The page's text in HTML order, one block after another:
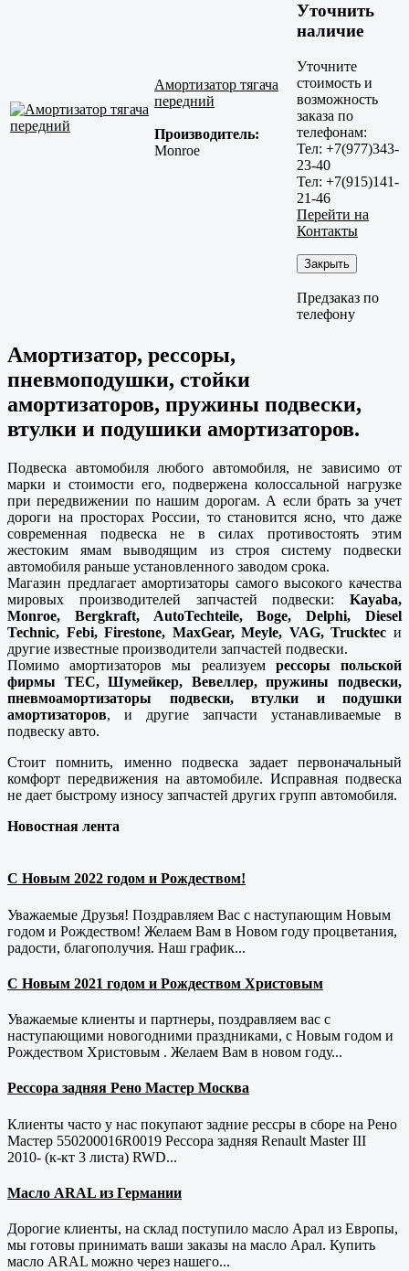
Амортизатор тягача
передний
Производитель:
Monroe
Уточнить
наличие
Уточните
стоимость и
возможность
заказа по
телефонам:
Тел: +7(977)343-
23-40
Тел: +7(915)141-
21-46
Перейти на
Контакты
Закрыть
Предзаказ по
телефону
Амортизатор, рессоры,
пневмоподушки, стойки
амортизаторов, пружины подвески,
втулки и подушики амортизаторов.
Подвеска автомобиля любого автомобиля, не зависимо от
марки и стоимости его, подвержена колоссальной нагрузке
при передвижении по нашим дорогам. А если брать за учет
дороги на просторах России, то становится ясно, что даже
современная подвеска не в силах противостоять этим
жестоким ямам выводящим из строя систему подвески
автомобиля раньше установленного заводом срока.
Магазин предлагает амортизаторы самого высокого качества
мировых производителей запчастей подвески: Kayaba,
Monroe, Bergkraft, AutoTechteile, Boge, Delphi, Diesel
Technic, Febi, Firestone, MaxGear, Meyle, VAG, Trucktec и
другие известные производители запчастей подвески.
Помимо амортизаторов мы реализуем рессоры польской
фирмы ТЕС, Шумейкер, Вевеллер, пружины подвески,
пневмоамортизаторы подвески, втулки и подушки
амортизаторов, и другие запчасти устанавливаемые в
подвеску авто.
Стоит помнить, именно подвеска задает первоначальный
комфорт передвижения на автомобиле. Исправная подвеска
не дает быстрому износу запчастей других групп автомобиля.
Новостная лента
С Новым 2022 годом и Рождеством!
Уважаемые Друзья! Поздравляем Вас с наступающим Новым
годом и Рождеством! Желаем Вам в Новом году процветания,
радости, благополучия. Наш график...
С Новым 2021 годом и Рождеством Христовым
Уважаемые клиенты и партнеры, поздравляем вас с
наступающими новогодними праздниками, с Новым годом и
Рождеством Христовым . Желаем Вам в новом году...
Рессора задняя Рено Мастер Москва
Клиенты часто у нас покупают задние рессры в сборе на Рено
Мастер 550200016R0019 Рессора задняя Renault Master III
2010- (к-кт 3 листа) RWD...
Масло ARAL из Германии
Дорогие клиенты, на склад поступило масло Арал из Европы,
мы готовы принимать ваши заказы на масло Арал. Купить
масло ARAL можно через нашего...